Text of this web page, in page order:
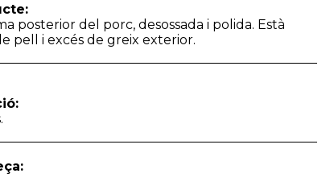
posterior del porc, desossada i polida. Està
pell i excés de greix exterior.